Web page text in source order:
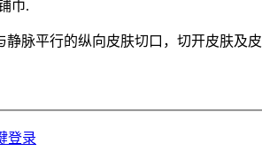
巾.
脉平行的纵向皮肤切口，切开皮肤及
登录